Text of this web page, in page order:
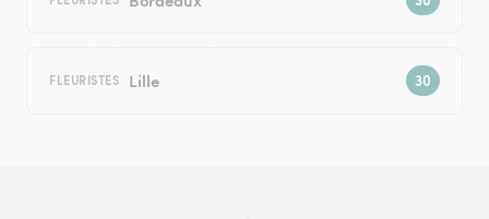
FLEURISTES Lille